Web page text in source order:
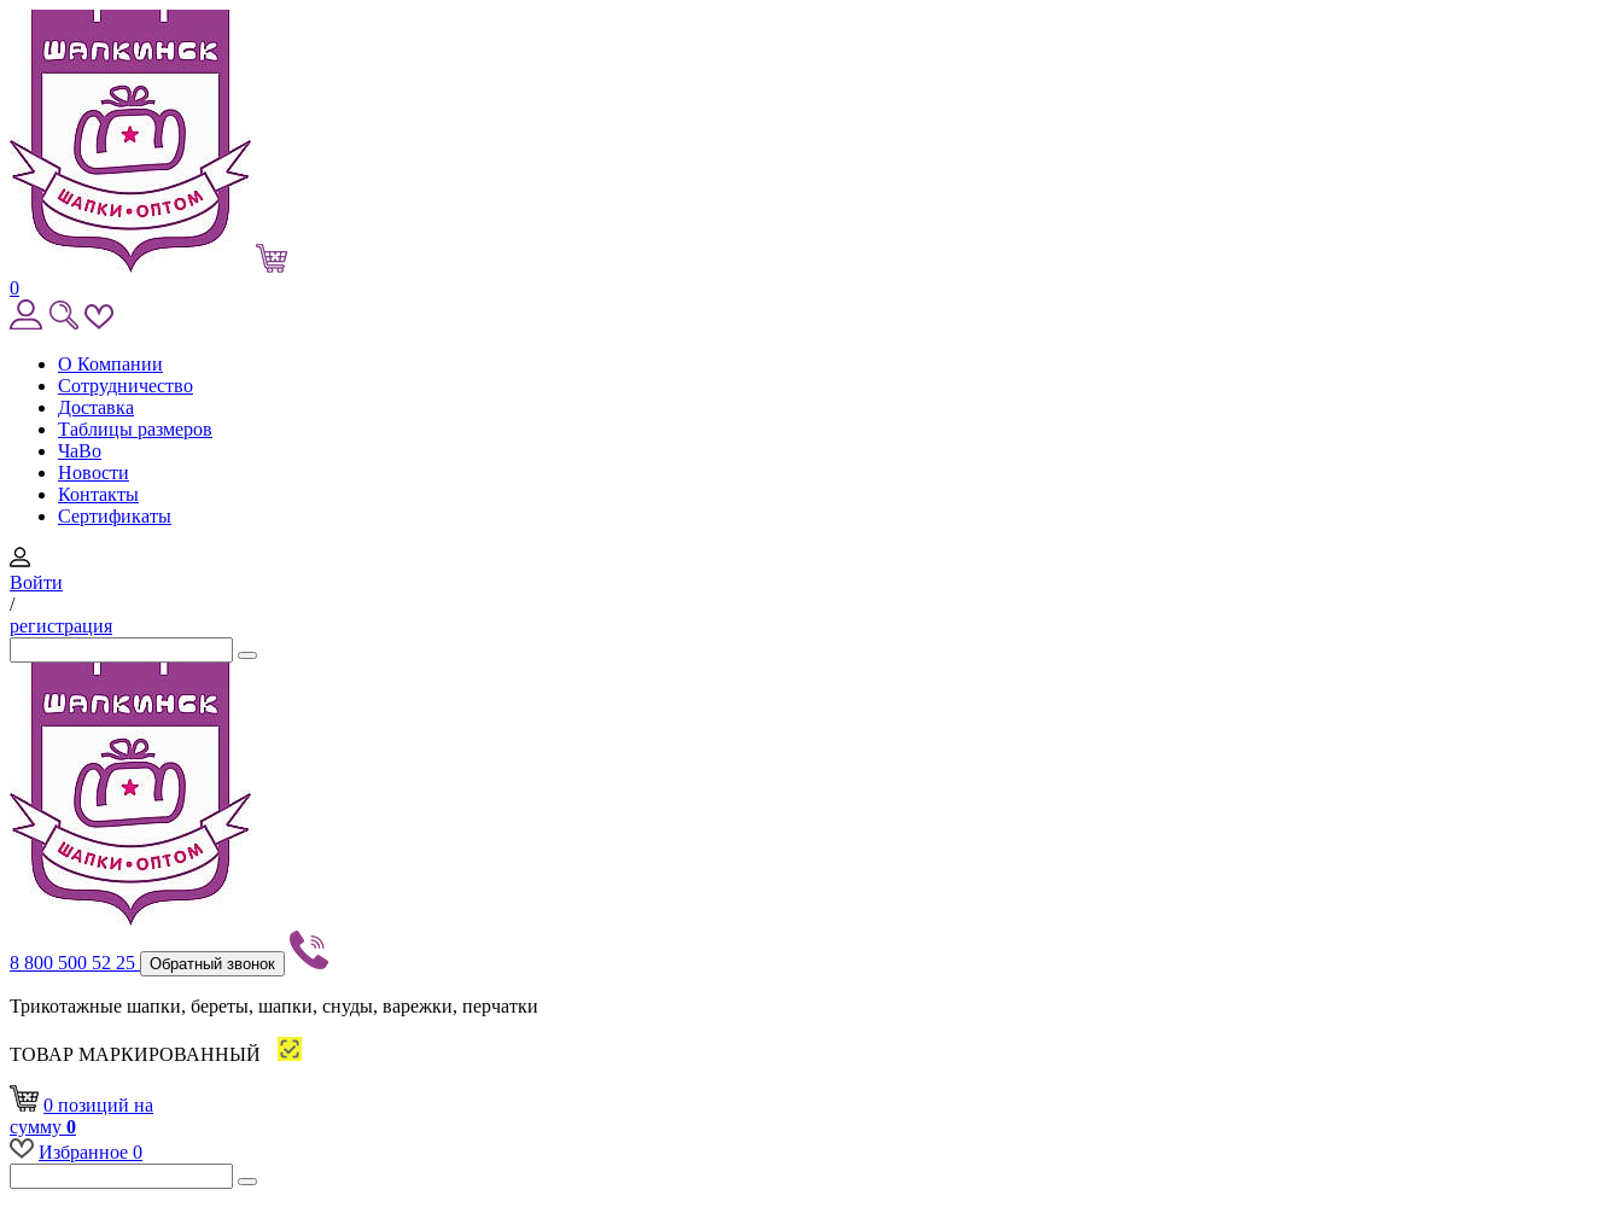
0
О Компании
Сотрудничество
Доставка
Таблицы размеров
ЧаВо
Новости
Контакты
Сертификаты
Войти
/
регистрация
8 800 500 52 25 Обратный звонок
Трикотажные шапки, береты, шапки, снуды, варежки, перчатки
ТОВАР МАРКИРОВАННЫЙ
0 позиций на
сумму 0
Избранное 0